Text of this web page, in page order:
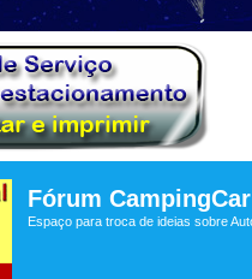
Fórum
Espaço para troca de ideias sobre